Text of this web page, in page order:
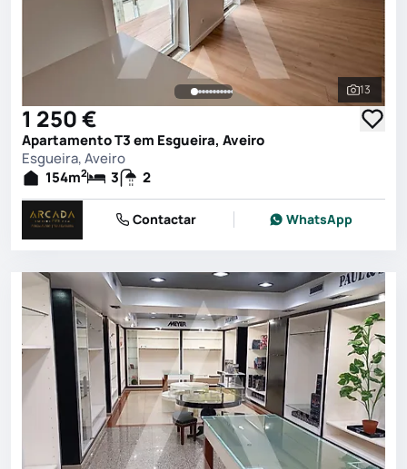
Ver
13
1 250 €
Apartamento T3 em Esgueira, Aveiro
Esgueira, Aveiro
154m2 3 2
Contactar WhatsApp